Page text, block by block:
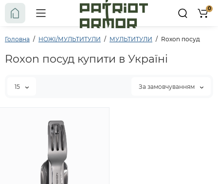
0
Головна НОЖІ/МУЛЬТИТУЛИ МУЛЬТИТУЛИ Roxon посуд
Roxon посуд купити в Україні
15 За замовчуванням